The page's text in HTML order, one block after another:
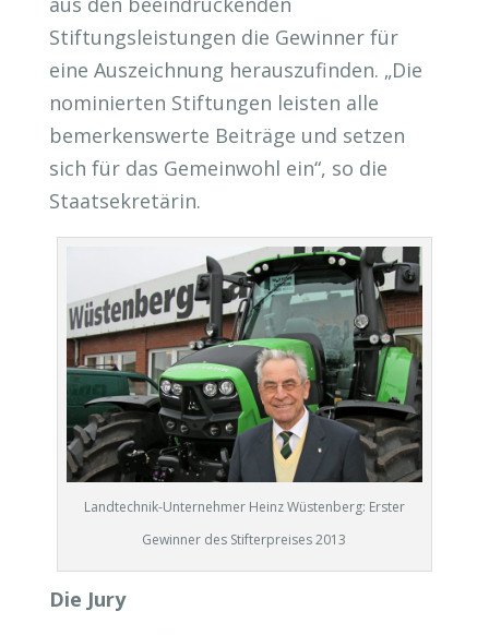
Stiftungsleistungen die Gewinner für
eine Auszeichnung herauszufinden. „Die
nominierten Stiftungen leisten alle
bemerkenswerte Beiträge und setzen
sich für das Gemeinwohl ein“, so die
Staatsekretärin.
Landtechnik-Unternehmer Heinz Wüstenberg: Erster
Gewinner des Stifterpreises 2013
Die Jury